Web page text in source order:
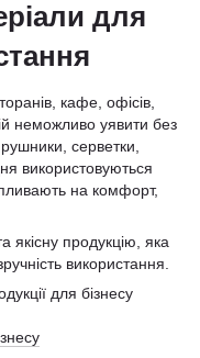
для
кафе, офісів,
неможливо уявити без
рушники, серветки,
використовуються
на комфорт,
якісну продукцію, яка
використання.
для бізнесу